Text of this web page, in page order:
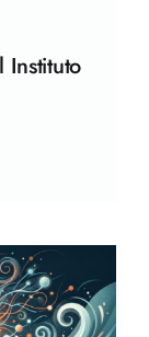
Instituto